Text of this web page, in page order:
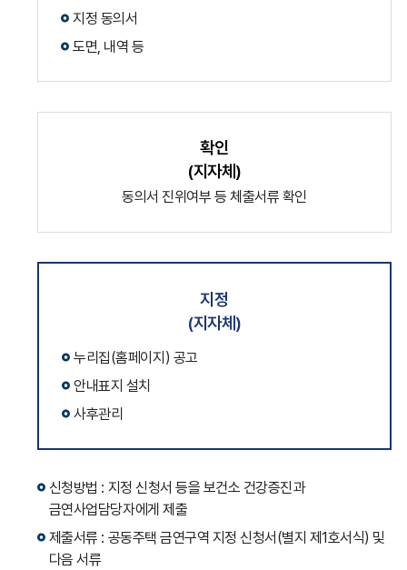
지정 동의서
도면, 내역 등
확인
(지자체)
동의서 진위여부 등 체출서류 확인
지정
(지자체)
누리집(홈페이지) 공고
안내표지 설치
사후관리
신청방법 : 지정 신청서 등을 보건소 건강증진과
금연사업담당자에게 제출
제출서류 : 공동주택 금연구역 지정 신청서(별지 제1호서식) 및
다음 서류